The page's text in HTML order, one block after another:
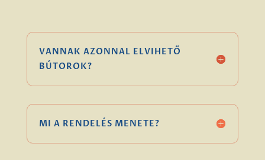
VANNAK AZONNAL ELVIHETŐ
BÚTOROK?
MI A RENDELÉS MENETE?